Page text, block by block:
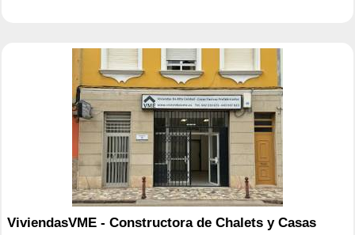
ViviendasVME - Constructora de Chalets y Casas